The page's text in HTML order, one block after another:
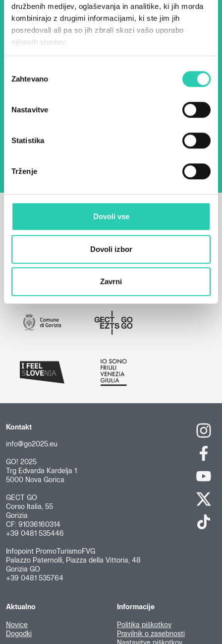
družbenih medijev, oglaševanja in analitike, ki jih morda
kombinirajo z drugimi informacijami, ki ste jim jih
posredovali ali pa so jih zbrali skozi vašo uporabo
njihovih storitev.
soglasja
Zahtevano
Nastavitve
Statistika
Trženje
Dovoli vse
Dovoli izbor
Zavrni
in ostanite na tekočem z
našimi aktivnostmi.
seznanjen z obdelavo osebnih podatkov za
namen pošiljanja novic.
Kontakt
info@go2025.eu
GO! 2025
Trg Edvarda Kardelja 1
5000 Nova Gorica
GECT GO
Corso Italia, 55
Gorizia
CF: 91036160314
+39 0481 535446
Infopoint PromoTurismoFVG
Palazzo Paternolli, Piazza della Vittoria, 48
Gorizia GO
+39 0481 535764
Aktualno
Novice
Dogodki
Informacije
Politika piškotkov
Pravilnik o zasebnosti